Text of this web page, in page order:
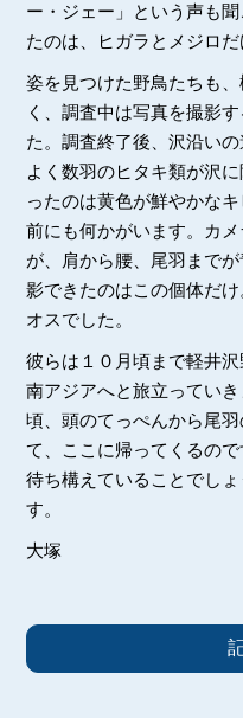
ー・ジェー」という声も
たのは、ヒガラとメジロだ
姿を見つけた野鳥たちも
く、調査中は写真を撮影
た。調査終了後、沢沿い
よく数羽のヒタキ類が沢
ったのは黄色が鮮やかな
前にも何かがいます。カ
が、肩から腰、尾羽まで
影できたのはこの個体だ
オスでした。
彼らは１０月頃まで軽井
南アジアへと旅立ってい
頃、頭のてっぺんから尾
て、ここに帰ってくるの
待ち構えていることでし
す。
大塚